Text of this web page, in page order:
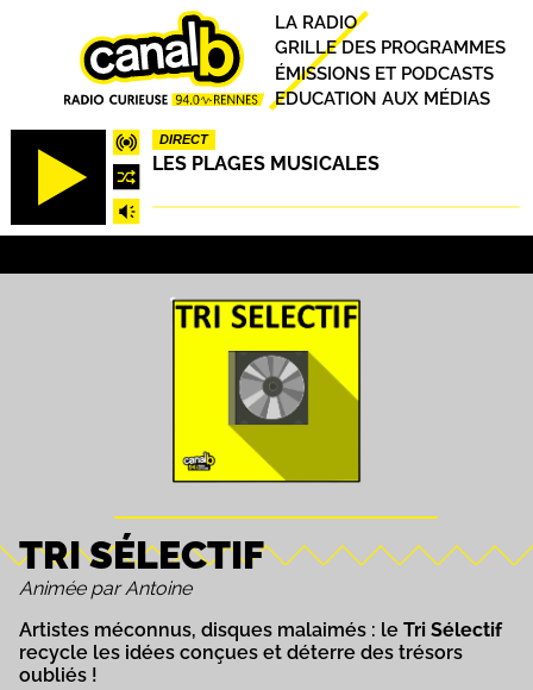
DIRECT
LES PLAGES MUSICALES
Principal
LA RADIO
GRILLE DES PROGRAMMES
ÉMISSIONS ET PODCASTS
EDUCATION AUX MÉDIAS
TRI SÉLECTIF
Animée par Antoine
Artistes méconnus, disques malaimés : le Tri Sélectif
recycle les idées conçues et déterre des trésors
oubliés !